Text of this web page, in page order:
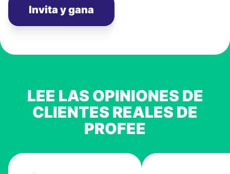
Invita y gana
LEE LAS OPINIONES DE
CLIENTES REALES DE
PROFEE